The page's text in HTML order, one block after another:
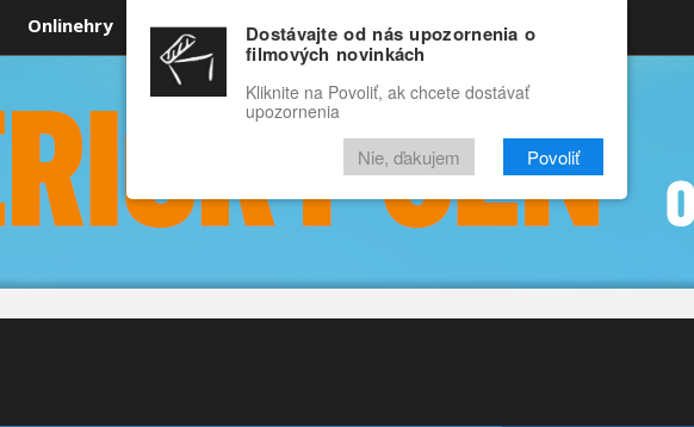
Onlinehry Rozprávky Funny Docu
RECENZIE VIDEÁ FILMY
Dostávajte od nás upozornenia o
filmových novinkách
Kliknite na Povoliť, ak chcete dostávať
upozornenia
Nie, ďakujem Povoliť